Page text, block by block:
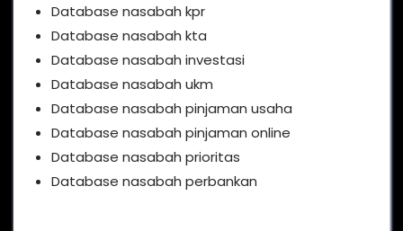
Database nasabah kpr
Database nasabah kta
Database nasabah investasi
Database nasabah ukm
Database nasabah pinjaman usaha
Database nasabah pinjaman online
Database nasabah prioritas
Database nasabah perbankan